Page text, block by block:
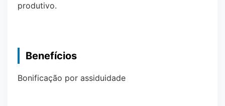
produtivo.
Benefícios
Bonificação por assiduidade